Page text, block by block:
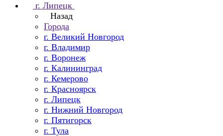
г. Липецк
Назад
Города
г. Великий Новгород
г. Владимир
г. Воронеж
г. Калининград
г. Кемерово
г. Красноярск
г. Липецк
г. Нижний Новгород
г. Пятигорск
г. Тула